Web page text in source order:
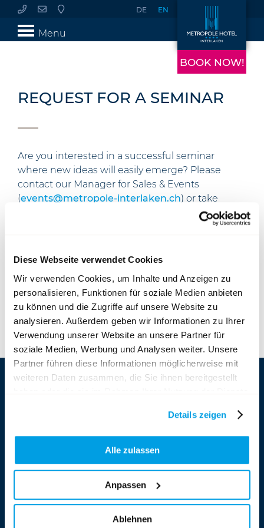
Diese Webseite verwendet Cookies
Wir verwenden Cookies, um Inhalte und Anzeigen zu
personalisieren, Funktionen für soziale Medien anbieten
zu können und die Zugriffe auf unsere Website zu
analysieren. Außerdem geben wir Informationen zu Ihrer
Verwendung unserer Website an unsere Partner für
soziale Medien, Werbung und Analysen weiter. Unsere
Partner führen diese Informationen möglicherweise mit
weiteren Daten zusammen, die Sie ihnen bereitgestellt
Details zeigen
Alle zulassen
Anpassen
Ablehnen
DE EN
Menu
BOOK NOW!
REQUEST FOR A SEMINAR
Are you interested in a successful seminar
where new ideas will easily emerge? Please
contact our Manager for Sales & Events
(events@metropole-interlaken.ch) or take
advantage of the below-mentioned online-form
HTTPS://WWW.METROPOLE-
INTERLAKEN.CH/SEMINAR
Höheweg 37 | 3800 Interlaken
| F +41 33 828 66 33
SUBSCRIBE TO NEWSLETTER